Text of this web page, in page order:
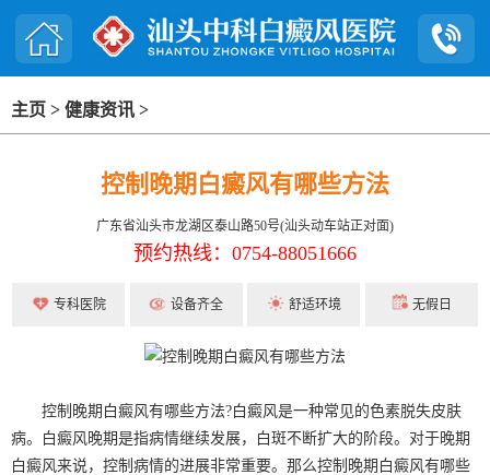
主页 > 健康资讯 >
控制晚期白癜风有哪些方法
广东省汕头市龙湖区泰山路50号(汕头动车站正对面)
预约热线：0754-88051666
专科医院 设备齐全 舒适环境 无假日
控制晚期白癜风有哪些方法?白癜风是一种常见的色素脱失皮肤
病。白癜风晚期是指病情继续发展，白斑不断扩大的阶段。对于晚期
白癜风来说，控制病情的进展非常重要。那么控制晚期白癜风有哪些